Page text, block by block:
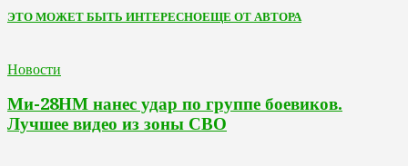
ЭТО МОЖЕТ БЫТЬ ИНТЕРЕСНОЕЩЕ ОТ АВТОРА
Новости
Ми-28НМ нанес удар по группе боевиков.
Лучшее видео из зоны СВО